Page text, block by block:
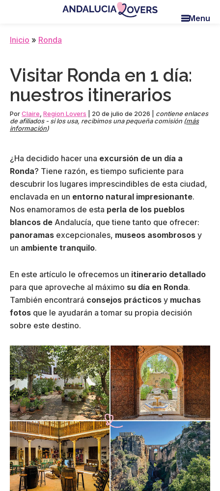
content
sidebar
blog
et
Menu
Inicio » Ronda
Visitar Ronda en 1 día:
nuestros itinerarios
PorClaire Region Lovers 20 de julio de 2026
contiene enlaces
de afiliados - si los usa, recibimos una pequeña comisión (más
información)
¿Ha decidido hacer una excursión de un día a
Ronda? Tiene razón, es tiempo suficiente para
descubrir los lugares imprescindibles de esta ciudad,
enclavada en un entorno natural impresionante.
Nos enamoramos de esta perla de los pueblos
blancos de Andalucía, que tiene tanto que ofrecer:
panoramas excepcionales, museos asombrosos y
un ambiente tranquilo.
En este artículo le ofrecemos un itinerario detallado
para que aproveche al máximo su día en Ronda.
También encontrará consejos prácticos y muchas
fotos que le ayudarán a tomar su propia decisión
sobre este destino.